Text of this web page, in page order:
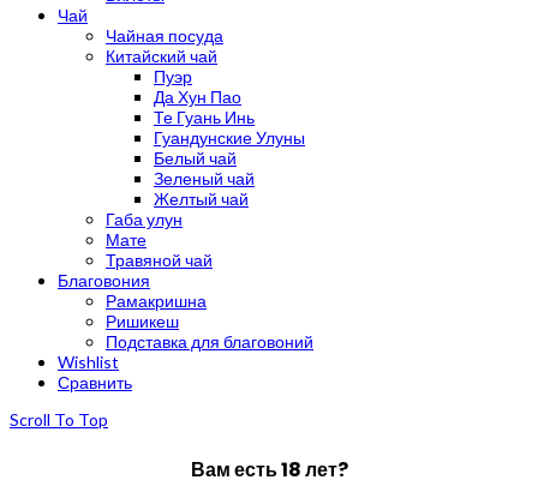
Чай
Чайная посуда
Китайский чай
Пуэр
Да Хун Пао
Те Гуань Инь
Гуандунские Улуны
Белый чай
Зеленый чай
Желтый чай
Габа улун
Мате
Травяной чай
Благовония
Рамакришна
Ришикеш
Подставка для благовоний
Wishlist
Сравнить
Scroll To Top
Вам есть 18 лет?